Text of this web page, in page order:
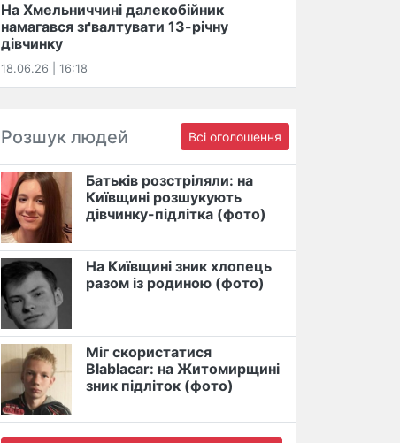
На Хмельниччині далекобійник
намагався зґвалтувати 13-річну
дівчинку
18.06.26 | 16:18
Розшук людей Всі оголошення
Батьків розстріляли: на
Київщині розшукують
дівчинку-підлітка (фото)
На Київщині зник хлопець
разом із родиною (фото)
Міг скористатися
Blablacar: на Житомирщині
зник підліток (фото)